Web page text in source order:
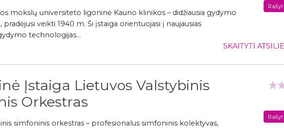
mokslų universiteto ligoninė Kauno klinikos – didžiausia gydymo
pradėjusi veikti 1940 m. Ši įstaiga orientuojasi į naujausias
technologijas...
SKAITYTI
Įstaiga Lietuvos Valstybinis
Orkestras
simfoninis orkestras – profesionalus simfoninis kolektyvas,